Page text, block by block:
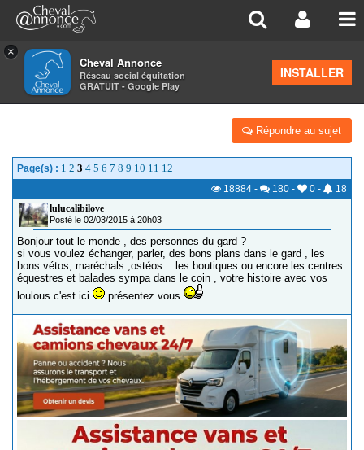
×
Cheval Annonce
Réseau social équitation
GRATUIT - Google Play
INSTALLER
>Les groupes régionaux>Languedoc Roussillon
LES CAVALIERS DU 30
Répondre au sujet
Page(s) : 1 2 3 4 5 6 7 8 9 10 11 12
18884 - 180 - 0 -
18
lulucalibilove
Posté le 02/03/2015 à 20h03
Bonjour tout le monde , des personnes du gard ?
si vous voulez échanger, parler, des bons plans dans le gard , les
bons vétos, maréchals ,ostéos... les boutiques ou encore les centres
équestres et balades sympa dans le coin , votre histoire avec vos
loulous c'est ici
présentez vous